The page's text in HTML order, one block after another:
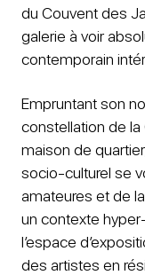
du Couvent des
galerie à voir
contemporain
Empruntant son
constellation de la
maison de
socio-culturel se
amateures et de
un contexte
l’espace
des artistes en